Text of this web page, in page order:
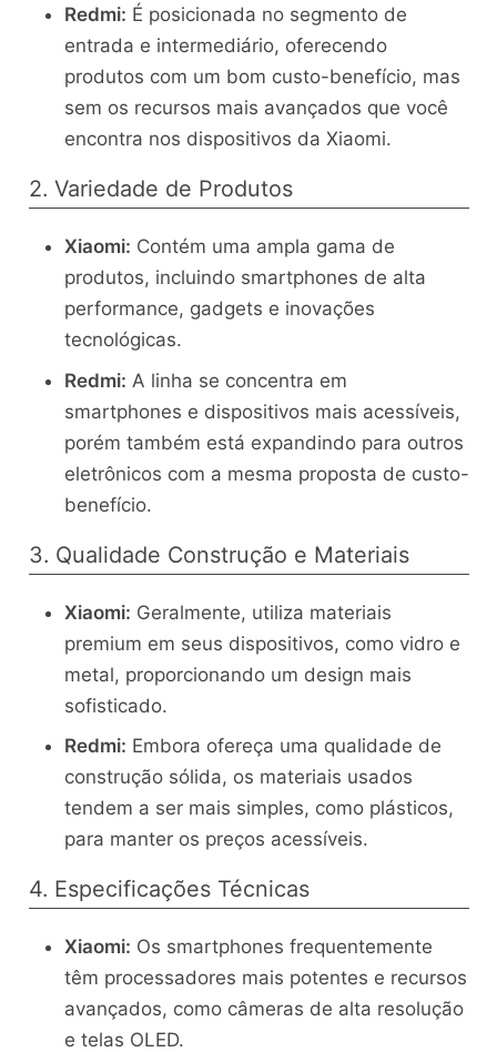
Redmi: É posicionada no segmento de
entrada e intermediário, oferecendo
produtos com um bom custo-benefício, mas
sem os recursos mais avançados que você
encontra nos dispositivos da Xiaomi.
2. Variedade de Produtos
Xiaomi: Contém uma ampla gama de
produtos, incluindo smartphones de alta
performance, gadgets e inovações
tecnológicas.
Redmi: A linha se concentra em
smartphones e dispositivos mais acessíveis,
porém também está expandindo para outros
eletrônicos com a mesma proposta de custo-
benefício.
3. Qualidade Construção e Materiais
Xiaomi: Geralmente, utiliza materiais
premium em seus dispositivos, como vidro e
metal, proporcionando um design mais
sofisticado.
Redmi: Embora ofereça uma qualidade de
construção sólida, os materiais usados
tendem a ser mais simples, como plásticos,
para manter os preços acessíveis.
4. Especificações Técnicas
Xiaomi: Os smartphones frequentemente
têm processadores mais potentes e recursos
avançados, como câmeras de alta resolução
e telas OLED.